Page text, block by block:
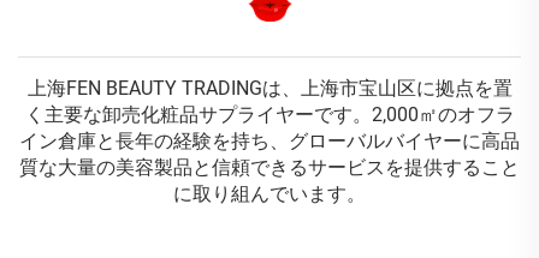
上海FEN BEAUTY TRADINGは、上海市宝山区に拠点を置
く主要な卸売化粧品サプライヤーです。2,000㎡のオフラ
イン倉庫と長年の経験を持ち、グローバルバイヤーに高品
質な大量の美容製品と信頼できるサービスを提供すること
に取り組んでいます。